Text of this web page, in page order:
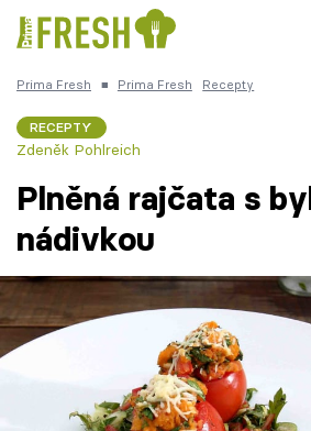
Česká kuchyně
Články
Prima Fresh ■ Prima Fresh Recepty
RECEPTY
Zdeněk Pohlreich
Plněná rajčata s
nádivkou